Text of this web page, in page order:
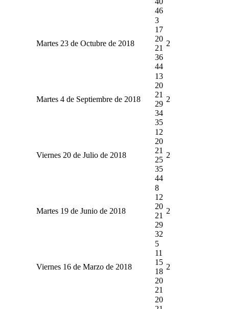
46
Martes 23 de Octubre de 2018
3
17
20
21
36
44
2
Martes 4 de Septiembre de 2018
13
20
21
29
34
35
2
Viernes 20 de Julio de 2018
12
20
21
25
35
44
2
Martes 19 de Junio de 2018
8
12
20
21
29
32
2
Viernes 16 de Marzo de 2018
5
11
15
18
20
21
2
20